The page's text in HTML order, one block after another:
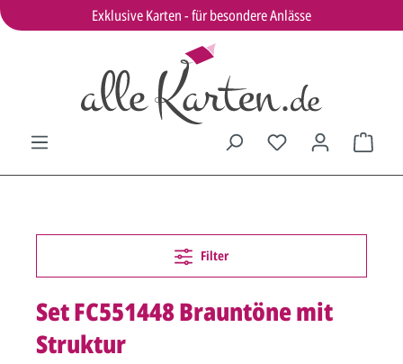
Exklusive Karten - für besondere Anlässe
Filter
Set FC551448 Brauntöne mit
Struktur